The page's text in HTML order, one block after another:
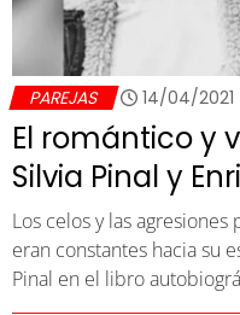
PAREJAS 14/04/2021
El romántico y
Silvia Pinal y
Los celos y las
eran constantes hacia su
Pinal en el libro